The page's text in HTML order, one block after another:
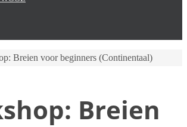
Breien voor beginners (Continentaal)
Breien